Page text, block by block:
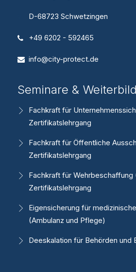
D-68723 Schwetzingen
+49 6202 - 592465
info@city-protect.de
Seminare &
Fachkraft für
Zertifikatslehrgang
Fachkraft für Öffentliche
Zertifikatslehrgang
Fachkraft für Wehrbeschaffung
Zertifikatslehrgang
Eigensicherung für
(Ambulanz und Pflege)
Deeskalation für Behörden und